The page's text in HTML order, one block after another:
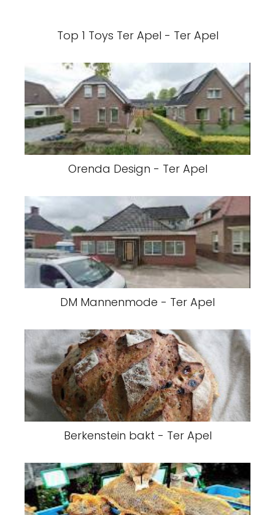
Top 1 Toys Ter Apel - Ter Apel
Orenda Design - Ter Apel
DM Mannenmode - Ter Apel
Berkenstein bakt - Ter Apel